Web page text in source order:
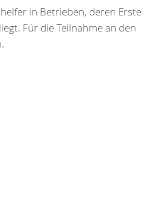
in Betrieben, deren Erste
Für die Teilnahme an den